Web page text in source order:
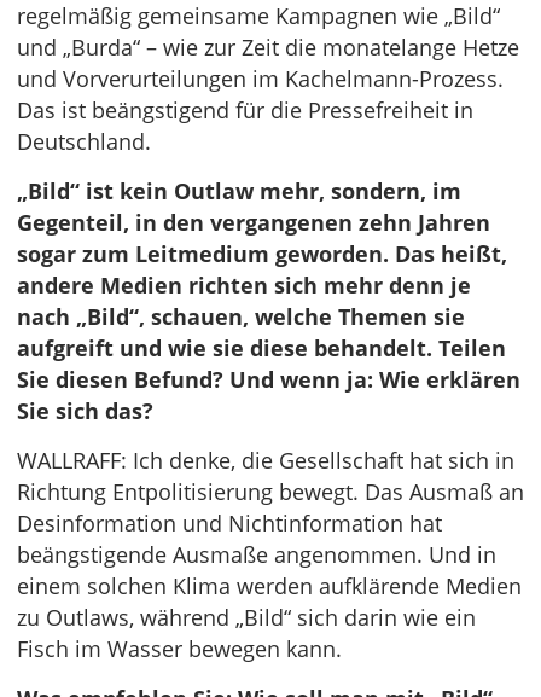
regelmäßig gemeinsame Kampagnen wie „Bild“
und „Burda“ – wie zur Zeit die monatelange Hetze
und Vorverurteilungen im Kachelmann-Prozess.
Das ist beängstigend für die Pressefreiheit in
Deutschland.
„Bild“ ist kein Outlaw mehr, sondern, im
Gegenteil, in den vergangenen zehn Jahren
sogar zum Leitmedium geworden. Das heißt,
andere Medien richten sich mehr denn je
nach „Bild“, schauen, welche Themen sie
aufgreift und wie sie diese behandelt. Teilen
Sie diesen Befund? Und wenn ja: Wie erklären
Sie sich das?
WALLRAFF: Ich denke, die Gesellschaft hat sich in
Richtung Entpolitisierung bewegt. Das Ausmaß an
Desinformation und Nichtinformation hat
beängstigende Ausmaße angenommen. Und in
einem solchen Klima werden aufklärende Medien
zu Outlaws, während „Bild“ sich darin wie ein
Fisch im Wasser bewegen kann.